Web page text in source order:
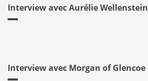
Interview avec Aurélie Wellenstein
Interview avec Morgan of Glencoe